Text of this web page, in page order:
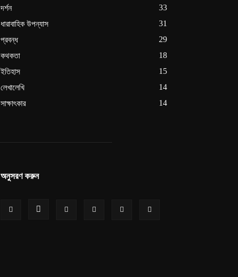
দর্শন
33
ধারাবাহিক উপন্যাস
31
প্রবন্ধ
29
কথকতা
18
ইতিহাস
15
লেখালেখি
14
সাক্ষাৎকার
14
অনুসরণ করুন